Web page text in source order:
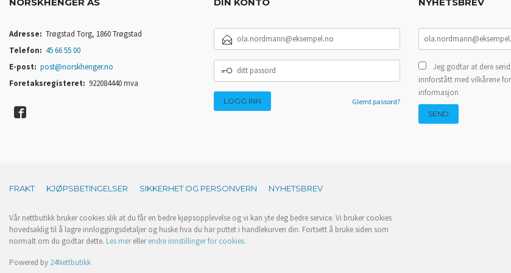
Adresse: Trøgstad Torg, 1860 Trøgstad
Telefon: 45 66 55 00
E-post: post@norskhenger.no
Foretaksregisteret: 922084440 mva
E-
POSTADRESSE
DITT
PASSORD
Glemt passord?
Jeg godtar at dere
innforstått med vilkårene
informasjon
FRAKT KJØPSBETINGELSER SIKKERHET OG PERSONVERN NYHETSBREV
Vår nettbutikk bruker cookies slik at du får en bedre kjøpsopplevelse og vi kan yte deg bedre service. Vi bruker cookies
hovedsaklig til å lagre innloggingsdetaljer og huske hva du har puttet i handlekurven din. Fortsett å bruke siden som
normalt om du godtar dette. Les merellerendre innstillinger for cookies.
Powered by 24Nettbutikk